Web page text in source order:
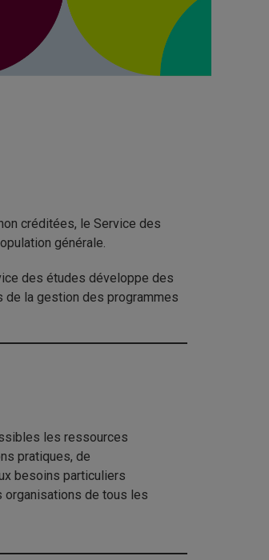
créditées, le Service des
générale.
des études développe des
la gestion des programmes
les ressources
pratiques, de
besoins particuliers
organisations de tous les